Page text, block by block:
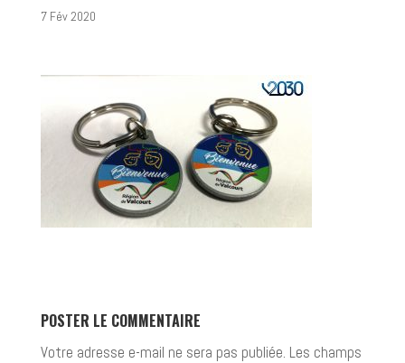
7 Fév 2020
POSTER LE COMMENTAIRE
Votre adresse e-mail ne sera pas publiée. Les champs